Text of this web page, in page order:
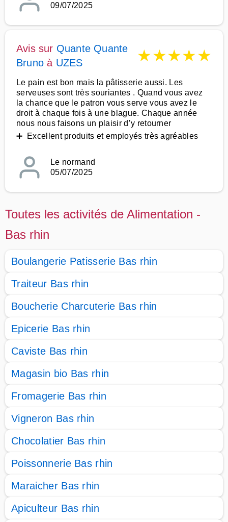
09/07/2025
Avis sur Quante Quante
Bruno à UZES ★★★★★
Le pain est bon mais la pâtisserie aussi. Les
serveuses sont très souriantes . Quand vous avez
la chance que le patron vous serve vous avez le
droit à chaque fois à une blague. Chaque année
nous nous faisons un plaisir d’y retourner
➕ Excellent produits et employés très agréables
Le normand
05/07/2025
Toutes les activités de Alimentation -
Bas rhin
Boulangerie Patisserie Bas rhin
Traiteur Bas rhin
Boucherie Charcuterie Bas rhin
Epicerie Bas rhin
Caviste Bas rhin
Magasin bio Bas rhin
Fromagerie Bas rhin
Vigneron Bas rhin
Chocolatier Bas rhin
Poissonnerie Bas rhin
Maraicher Bas rhin
Apiculteur Bas rhin